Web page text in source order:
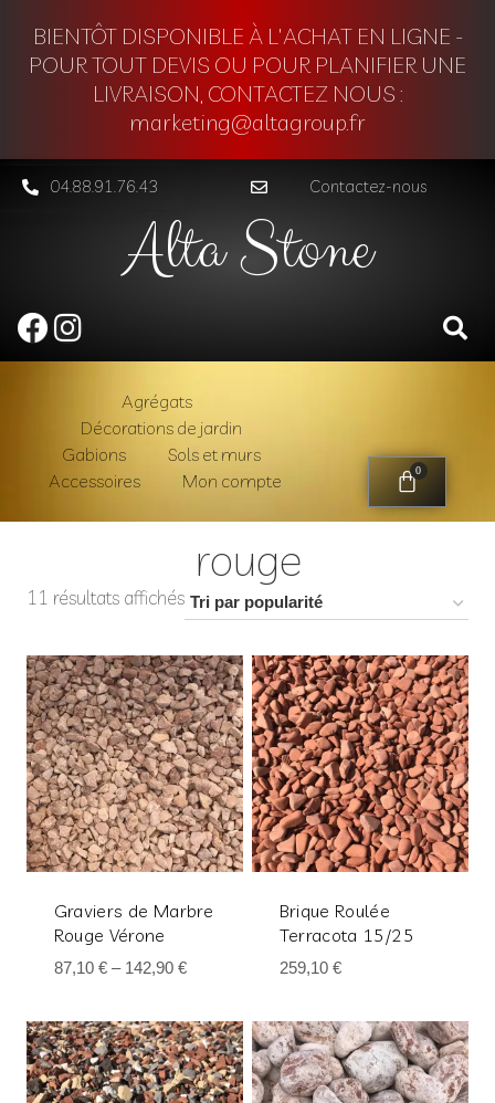
BIENTÔT DISPONIBLE À L'ACHAT EN LIGNE -
POUR TOUT DEVIS OU POUR PLANIFIER UNE
LIVRAISON, CONTACTEZ NOUS :
marketing@altagroup.fr
04.88.91.76.43 Contactez-nous
Alta Stone
Agrégats
Décorations de jardin
Gabions
Sols et murs
Accessoires
Mon compte 0
rouge
11 résultats affichés
Graviers de Marbre
Rouge Vérone
87,10 €– 142,90 €
Brique Roulée
Terracota 15/25
259,10 €